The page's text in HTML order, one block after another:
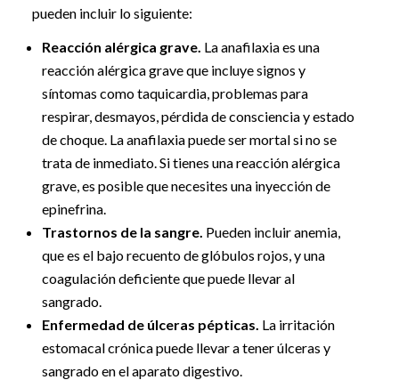
pueden incluir lo siguiente:
Reacción alérgica grave. La anafilaxia es una
reacción alérgica grave que incluye signos y
síntomas como taquicardia, problemas para
respirar, desmayos, pérdida de consciencia y estado
de choque. La anafilaxia puede ser mortal si no se
trata de inmediato. Si tienes una reacción alérgica
grave, es posible que necesites una inyección de
epinefrina.
Trastornos de la sangre. Pueden incluir anemia,
que es el bajo recuento de glóbulos rojos, y una
coagulación deficiente que puede llevar al
sangrado.
Enfermedad de úlceras pépticas. La irritación
estomacal crónica puede llevar a tener úlceras y
sangrado en el aparato digestivo.